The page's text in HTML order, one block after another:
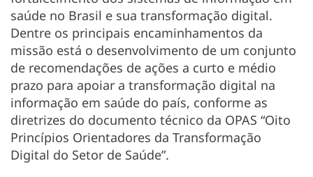
saúde no Brasil e sua transformação digital.
Dentre os principais encaminhamentos da
missão está o desenvolvimento de um conjunto
de recomendações de ações a curto e médio
prazo para apoiar a transformação digital na
informação em saúde do país, conforme as
diretrizes do documento técnico da OPAS “Oito
Princípios Orientadores da Transformação
Digital do Setor de Saúde”.